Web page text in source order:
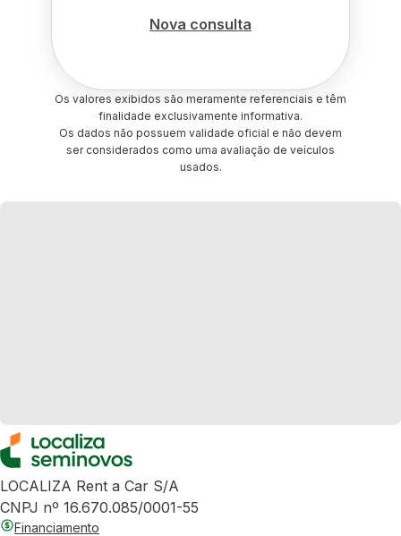
Nova consulta
Os valores exibidos são meramente referenciais e têm
finalidade exclusivamente informativa.
Os dados não possuem validade oficial e não devem
ser considerados como uma avaliação de veículos
usados.
LOCALIZA Rent a Car S/A
CNPJ nº 16.670.085/0001-55
Financiamento